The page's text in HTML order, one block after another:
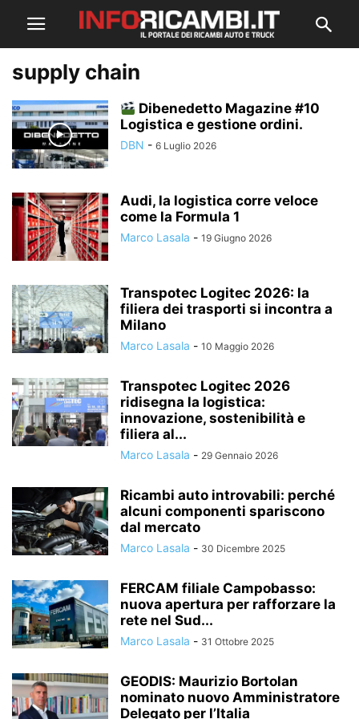
supply chain
Dibenedetto Magazine #10
Logistica e gestione ordini.
DBN - 6 Luglio 2026
Audi, la logistica corre veloce
come la Formula 1
Marco Lasala - 19 Giugno 2026
Transpotec Logitec 2026: la
filiera dei trasporti si incontra a
Milano
Marco Lasala - 10 Maggio 2026
Transpotec Logitec 2026
ridisegna la logistica:
innovazione, sostenibilità e
filiera al...
Marco Lasala - 29 Gennaio 2026
Ricambi auto introvabili: perché
alcuni componenti spariscono
dal mercato
Marco Lasala - 30 Dicembre 2025
FERCAM filiale Campobasso:
nuova apertura per rafforzare la
rete nel Sud...
Marco Lasala - 31 Ottobre 2025
GEODIS: Maurizio Bortolan
nominato nuovo Amministratore
Delegato per l’Italia